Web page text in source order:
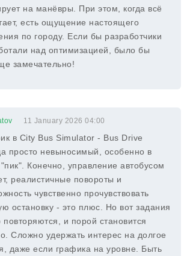
на манёвры. При этом, когда всё
есть ощущение настоящего
по городу. Если бы разработчики
над оптимизацией, было бы
замечательно!
11 January 2026 04:00
в City Bus Simulator - Bus Drive
просто невыносимый, особенно в
Конечно, управление автобусом
реалистичные повороты и
чувственно прочувствовать
остановку - это плюс. Но вот задания
повторяются, и порой становится
Сложно удержать интерес на долгое
даже если графика на уровне. Быть